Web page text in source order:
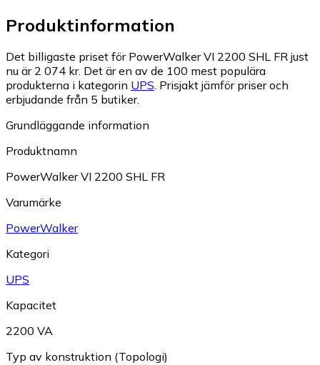
Produktinformation
Det billigaste priset för PowerWalker VI 2200 SHL FR just
nu är 2 074 kr. Det är en av de 100 mest populära
produkterna i kategorin UPS. Prisjakt jämför priser och
erbjudande från 5 butiker.
Grundläggande information
Produktnamn
PowerWalker VI 2200 SHL FR
Varumärke
PowerWalker
Kategori
UPS
Kapacitet
2200 VA
Typ av konstruktion (Topologi)